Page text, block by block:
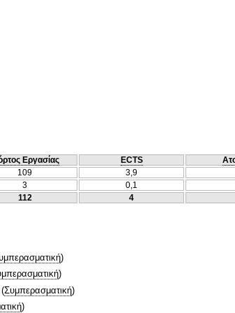
Εργασίας ECTS
109 3,9
3 0,1
112 4
)
)
(Συμπερασματική)
)